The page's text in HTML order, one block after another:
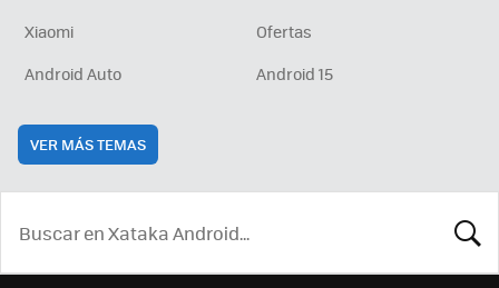
Xiaomi
Ofertas
Android Auto
Android 15
VER MÁS TEMAS